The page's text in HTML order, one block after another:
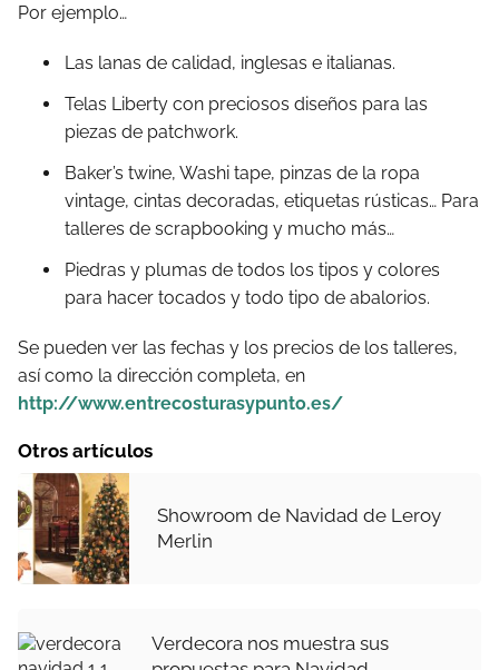
Por ejemplo…
Las lanas de calidad, inglesas e italianas.
Telas Liberty con preciosos diseños para las
piezas de patchwork.
Baker’s twine, Washi tape, pinzas de la ropa
vintage, cintas decoradas, etiquetas rústicas… Para
talleres de scrapbooking y mucho más…
Piedras y plumas de todos los tipos y colores
para hacer tocados y todo tipo de abalorios.
Se pueden ver las fechas y los precios de los talleres,
así como la dirección completa, en
http://www.entrecosturasypunto.es/
Otros artículos
Showroom de Navidad de Leroy
Merlin
Verdecora nos muestra sus